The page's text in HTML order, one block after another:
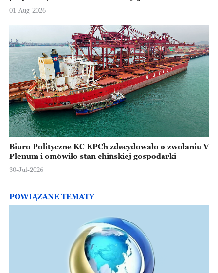
Europejskiej
01-Aug-2026
Biuro Polityczne KC KPCh zdecydowało o zwołaniu V
Plenum i omówiło stan chińskiej gospodarki
30-Jul-2026
POWIĄZANE TEMATY